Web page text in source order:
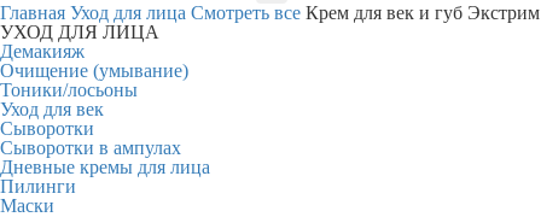
Главная Уход для лица Смотреть все Крем для век и губ Экстрим
УХОД ДЛЯ ЛИЦА
Демакияж
Очищение (умывание)
Тоники/лосьоны
Уход для век
Сыворотки
Сыворотки в ампулах
Дневные кремы для лица
Пилинги
Маски